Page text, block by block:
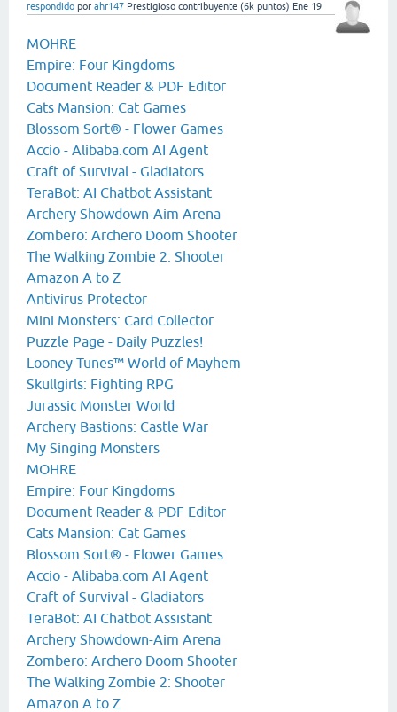
respondido por ahr147 Prestigioso contribuyente (6k puntos) Ene 19
MOHRE
Empire: Four Kingdoms
Document Reader & PDF Editor
Cats Mansion: Cat Games
Blossom Sort® - Flower Games
Accio - Alibaba.com AI Agent
Craft of Survival - Gladiators
TeraBot: AI Chatbot Assistant
Archery Showdown-Aim Arena
Zombero: Archero Doom Shooter
The Walking Zombie 2: Shooter
Amazon A to Z
Antivirus Protector
Mini Monsters: Card Collector
Puzzle Page - Daily Puzzles!
Looney Tunes™ World of Mayhem
Skullgirls: Fighting RPG
Jurassic Monster World
Archery Bastions: Castle War
My Singing Monsters
MOHRE
Empire: Four Kingdoms
Document Reader & PDF Editor
Cats Mansion: Cat Games
Blossom Sort® - Flower Games
Accio - Alibaba.com AI Agent
Craft of Survival - Gladiators
TeraBot: AI Chatbot Assistant
Archery Showdown-Aim Arena
Zombero: Archero Doom Shooter
The Walking Zombie 2: Shooter
Amazon A to Z